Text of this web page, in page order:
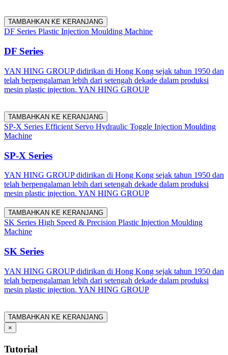
TAMBAHKAN KE KERANJANG
DF Series Plastic Injection Moulding Machine
DF Series
YAN HING GROUP didirikan di Hong Kong sejak tahun 1950 dan
telah berpengalaman lebih dari setengah dekade dalam produksi
mesin plastic injection. YAN HING GROUP
TAMBAHKAN KE KERANJANG
SP-X Series Efficient Servo Hydraulic Toggle Injection Moulding
Machine
SP-X Series
YAN HING GROUP didirikan di Hong Kong sejak tahun 1950 dan
telah berpengalaman lebih dari setengah dekade dalam produksi
mesin plastic injection. YAN HING GROUP
TAMBAHKAN KE KERANJANG
SK Series High Speed & Precision Plastic Injection Moulding
Machine
SK Series
YAN HING GROUP didirikan di Hong Kong sejak tahun 1950 dan
telah berpengalaman lebih dari setengah dekade dalam produksi
mesin plastic injection. YAN HING GROUP
TAMBAHKAN KE KERANJANG
×
Tutorial